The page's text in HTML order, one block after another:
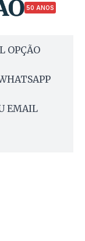
50 ANOS
OPÇÃO
EMAIL